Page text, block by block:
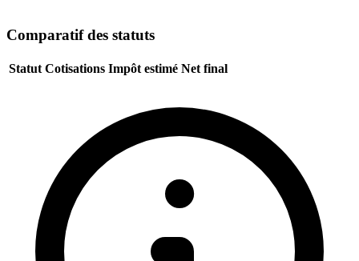
Comparatif des statuts
Statut Cotisations Impôt estimé Net final